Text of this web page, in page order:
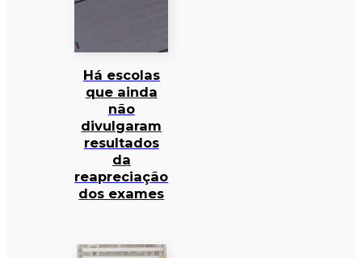
Há escolas
que ainda
não
divulgaram
resultados
da
reapreciação
dos exames